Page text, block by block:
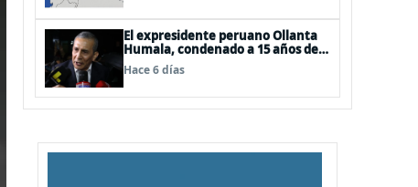
El expresidente peruano Ollanta
Humala, condenado a 15 años de
cárcel, sale libre al anularse su
caso
Hace 6 días